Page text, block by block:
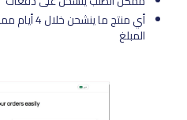
أي منتج ما
المبلغ